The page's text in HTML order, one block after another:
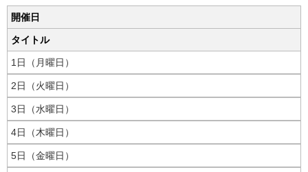
開催日
タイトル
1日（月曜日）
2日（火曜日）
3日（水曜日）
4日（木曜日）
5日（金曜日）